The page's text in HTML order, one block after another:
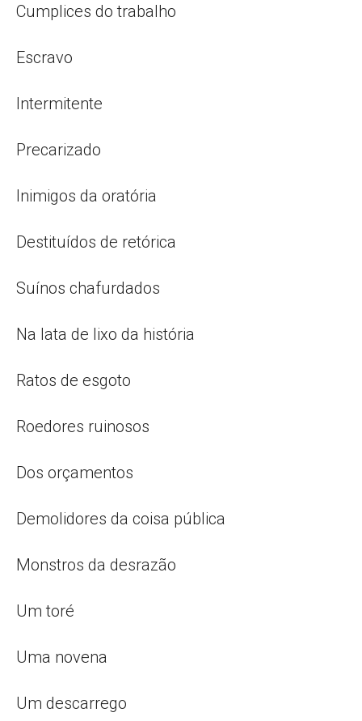
Cumplices do trabalho
Escravo
Intermitente
Precarizado
Inimigos da oratória
Destituídos de retórica
Suínos chafurdados
Na lata de lixo da história
Ratos de esgoto
Roedores ruinosos
Dos orçamentos
Demolidores da coisa pública
Monstros da desrazão
Um toré
Uma novena
Um descarrego